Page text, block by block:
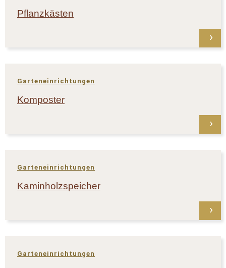
Pflanzkästen
Garteneinrichtungen
Komposter
Garteneinrichtungen
Kaminholzspeicher
Garteneinrichtungen